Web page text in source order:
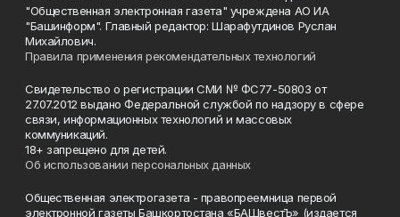
"Общественная электронная газета" учреждена АО ИА
"Башинформ". Главный редактор: Шарафутдинов Руслан
Михайлович.
Правила применения рекомендательных технологий
Свидетельство о регистрации СМИ № ФС77-50803 от
27.07.2012 выдано Федеральной службой по надзору в сфере
связи, информационных технологий и массовых
коммуникаций.
18+ запрещено для детей.
Об использовании персональных данных
Общественная электрогазета - правопреемница первой
электронной газеты Башкортостана «БАШвестЪ» (издается